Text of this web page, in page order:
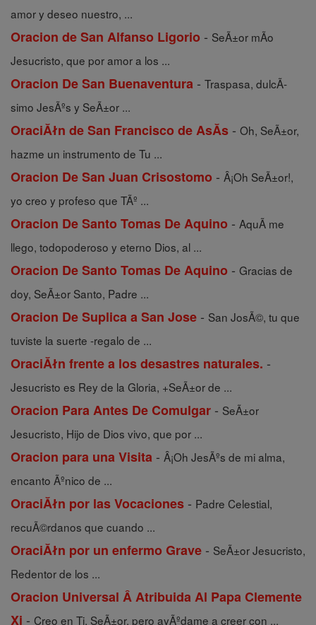
amor y deseo nuestro, ...
Oracion de San Alfanso Ligorio - SeÃ±or mÃ­o
Jesucristo, que por amor a los ...
Oracion De San Buenaventura - Traspasa, dulcÃ­
simo JesÃºs y SeÃ±or ...
OraciĂłn de San Francisco de AsĂ­s - Oh, SeÃ±or,
hazme un instrumento de Tu ...
Oracion De San Juan Crisostomo - Â¡Oh SeÃ±or!,
yo creo y profeso que TÃº ...
Oracion De Santo Tomas De Aquino - AquÃ­ me
llego, todopoderoso y eterno Dios, al ...
Oracion De Santo Tomas De Aquino - Gracias de
doy, SeÃ±or Santo, Padre ...
Oracion De Suplica a San Jose - San JosÃ©, tu que
tuviste la suerte -regalo de ...
OraciĂłn frente a los desastres naturales. -
Jesucristo es Rey de la Gloria, +SeÃ±or de ...
Oracion Para Antes De Comulgar - SeÃ±or
Jesucristo, Hijo de Dios vivo, que por ...
Oracion para una Visita - Â¡Oh JesÃºs de mi alma,
encanto Ãºnico de ...
OraciĂłn por las Vocaciones - Padre Celestial,
recuÃ©rdanos que cuando ...
OraciĂłn por un enfermo Grave - SeÃ±or Jesucristo,
Redentor de los ...
Oracion Universal Â Atribuida Al Papa Clemente
Xi - Creo en Ti, SeÃ±or, pero ayÃºdame a creer con ...